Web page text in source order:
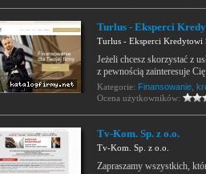
Turlus - Eksperci
Turlus - Eksperci Kredytowi
Jeżeli chcesz skorzystać z
z pewnością zainteresuje
Kategorie: Finansowanie,
Ocena użytkowników:
Tv-Kom. Sp. z o.o.
Tv-Kom. Sp. z o.o.
Zapraszamy wszystkich,